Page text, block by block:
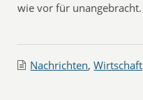
wie vor für unangebracht.
Nachrichten,Wirtschaft